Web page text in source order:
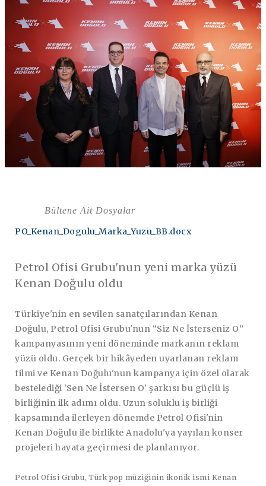
Bültene Ait Dosyalar
PO_Kenan_Dogulu_Marka_Yuzu_BB.docx
Petrol Ofisi Grubu'nun yeni marka yüzü
Kenan Doğulu oldu
Türkiye'nin en sevilen sanatçılarından Kenan
Doğulu, Petrol Ofisi Grubu'nun “Siz Ne İsterseniz O”
kampanyasının yeni döneminde markanın reklam
yüzü oldu. Gerçek bir hikâyeden uyarlanan reklam
filmi ve Kenan Doğulu'nun kampanya için özel olarak
bestelediği 'Sen Ne İstersen O' şarkısı bu güçlü iş
birliğinin ilk adımı oldu. Uzun soluklu iş birliği
kapsamında ilerleyen dönemde Petrol Ofisi'nin
Kenan Doğulu ile birlikte Anadolu'ya yayılan konser
projeleri hayata geçirmesi de planlanıyor.
Petrol Ofisi Grubu, Türk pop müziğinin ikonik ismi Kenan